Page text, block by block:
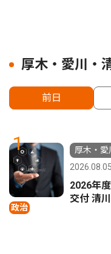
厚木・愛川・
前日
1
政治
厚木・愛
2026.08.05
2026年
交付 清